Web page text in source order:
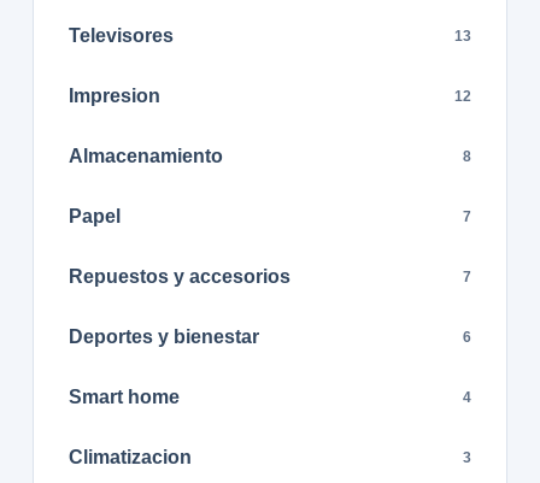
Televisores 13
Impresion 12
Almacenamiento 8
Papel 7
Repuestos y accesorios 7
Deportes y bienestar 6
Smart home 4
Climatizacion 3